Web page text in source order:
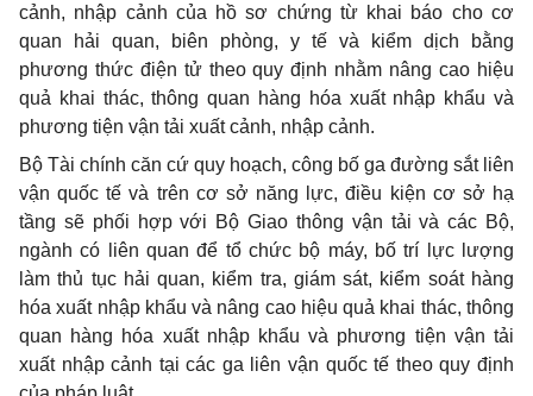
cảnh, nhập cảnh của hồ sơ chứng từ khai báo cho cơ
quan hải quan, biên phòng, y tế và kiểm dịch bằng
phương thức điện tử theo quy định nhằm nâng cao hiệu
quả khai thác, thông quan hàng hóa xuất nhập khẩu và
phương tiện vận tải xuất cảnh, nhập cảnh.
Bộ Tài chính căn cứ quy hoạch, công bố ga đường sắt liên
vận quốc tế và trên cơ sở năng lực, điều kiện cơ sở hạ
tầng sẽ phối hợp với Bộ Giao thông vận tải và các Bộ,
ngành có liên quan để tổ chức bộ máy, bố trí lực lượng
làm thủ tục hải quan, kiểm tra, giám sát, kiểm soát hàng
hóa xuất nhập khẩu và nâng cao hiệu quả khai thác, thông
quan hàng hóa xuất nhập khẩu và phương tiện vận tải
xuất nhập cảnh tại các ga liên vận quốc tế theo quy định